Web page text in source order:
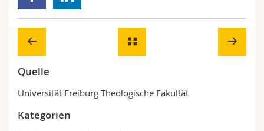
Quelle
Universität Freiburg Theologische Fakultät
Kategorien